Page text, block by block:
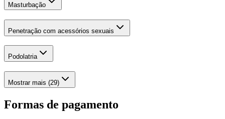
Masturbação
Penetração com acessórios sexuais
Podolatria
Mostrar mais (29)
Formas de pagamento